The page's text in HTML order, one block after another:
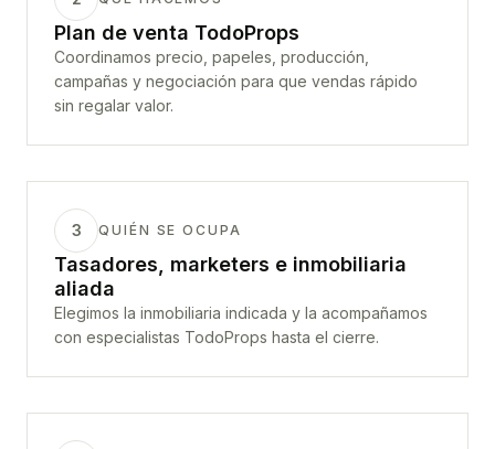
Plan de venta TodoProps
Coordinamos precio, papeles, producción,
campañas y negociación para que vendas rápido
sin regalar valor.
3 QUIÉN SE OCUPA
Tasadores, marketers e inmobiliaria
aliada
Elegimos la inmobiliaria indicada y la acompañamos
con especialistas TodoProps hasta el cierre.